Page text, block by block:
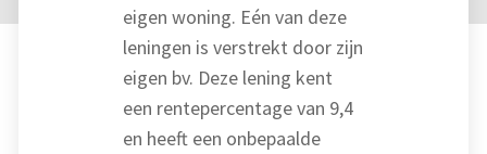
eigen woning. Eén van deze
leningen is verstrekt door zijn
eigen bv. Deze lening kent
een rentepercentage van 9,4
en heeft een onbepaalde